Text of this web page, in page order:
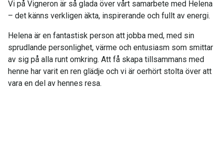
Vi på Vigneron är så glada över vårt samarbete med Helena
– det känns verkligen äkta, inspirerande och fullt av energi.
Helena är en fantastisk person att jobba med, med sin
sprudlande personlighet, värme och entusiasm som smittar
av sig på alla runt omkring. Att få skapa tillsammans med
henne har varit en ren glädje och vi är oerhört stolta över att
vara en del av hennes resa.